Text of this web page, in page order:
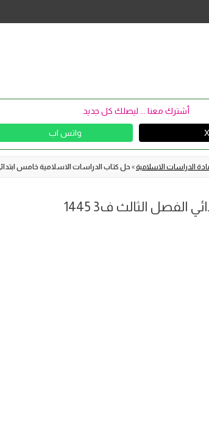
أشترك معنا ... ليصلك كل جديد
X واتس اب
الدراسات الاسلامية »حل كتاب الدراسات الاسلامية خامس ابتدائي
الثالث ف3 1445